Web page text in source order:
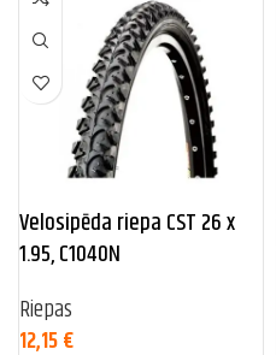
Velosipēda riepa CST 26 x
1.95, C1040N
Riepas
12,15€